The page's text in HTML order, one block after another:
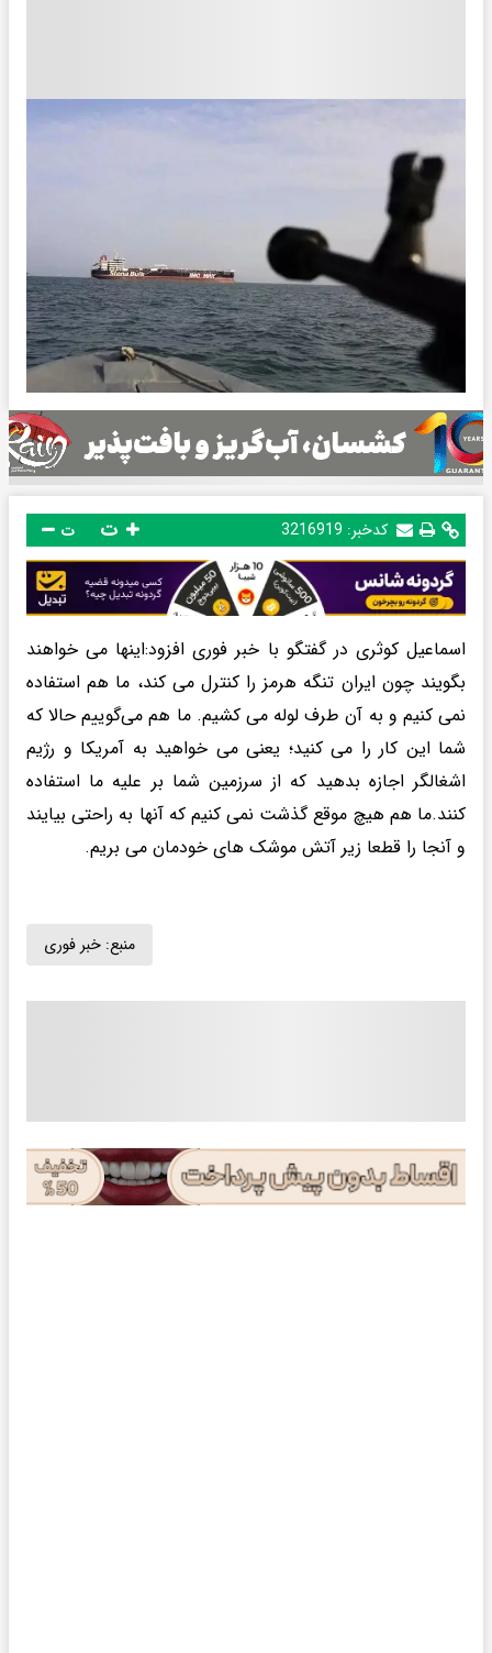
کدخبر: 3216919 ت
اسماعیل کوثری در گفتگو با خبر فوری افزود:اینها می خواهند
بگویند چون ایران تنگه هرمز را کنترل می کند، ما هم استفاده
نمی کنیم و به آن طرف لوله می کشیم. ما هم می‌گوییم حالا که
شما این کار را می کنید؛ یعنی می خواهید به آمریکا و رژیم
اشغالگر اجازه بدهید که از سرزمین شما بر علیه ما استفاده
کنند.ما هم هیچ موقع گذشت نمی کنیم که آنها به راحتی بیایند
و آنجا را قطعا زیر آتش موشک های خودمان می بریم.
منبع: خبر فوری